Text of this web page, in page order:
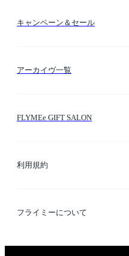
キャンペーン＆セール
アーカイヴ一覧
FLYMEe GIFT SALON
利用規約
利用規約
フライミーについて